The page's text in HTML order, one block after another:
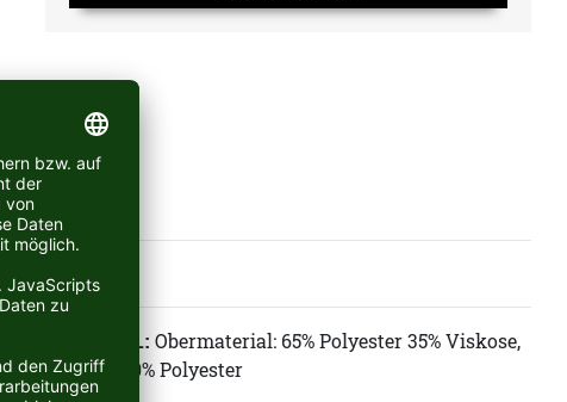
MATERIAL: Obermaterial: 65% Polyester 35% Viskose,
Besatz: 100% Polyester